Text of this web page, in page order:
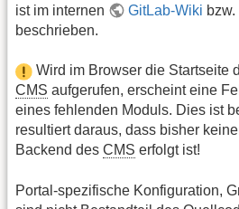
ist im internen
GitLab-Wiki
beschrieben.
Wird im Browser die Startseite
CMS aufgerufen, erscheint eine
eines fehlenden Moduls. Dies ist
resultiert daraus, dass bisher
Backend des CMS erfolgt ist!
Portal-spezifische Konfiguration,